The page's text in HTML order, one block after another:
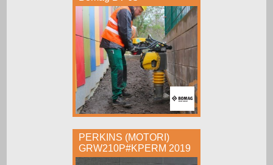
PERKINS (MOTORI)
GRW210P#KPERM 2019